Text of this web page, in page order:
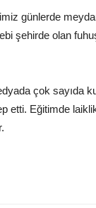
günlerde
şehirde olan
çok sayıda
etti. Eğitimde